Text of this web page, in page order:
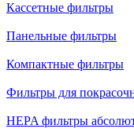
Кассетные фильтры
Панельные фильтры
Компактные фильтры
Фильтры для
HEPA фильтры